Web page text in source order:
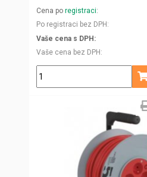
Cena po registraci
Po registraci bez DPH
Vaše cena s DPH
Vaše cena bez DPH